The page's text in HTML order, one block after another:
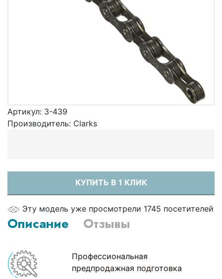
Артикул: 3-439
Производитель: Clarks
КУПИТЬ В 1 КЛИК
Эту модель уже просмотрели 1745 посетителей
Описание Отзывы
Профессиональная
предпродажная подготовка